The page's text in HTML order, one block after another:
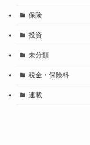
保険
投資
未分類
税金・保険料
連載